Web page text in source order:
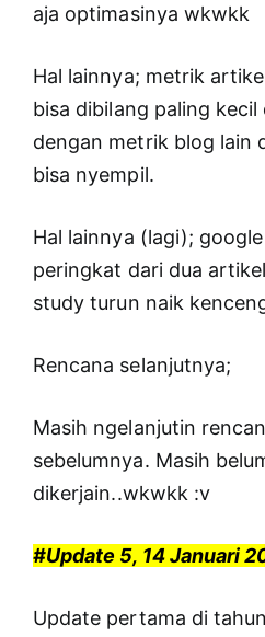
aja optimasinya wkwkk
Hal lainnya; metrik
bisa dibilang paling
dengan metrik blog lain
bisa nyempil.
Hal lainnya (lagi);
peringkat dari dua
study turun naik
Rencana selanjutnya;
Masih ngelanjutin
sebelumnya. Masih
dikerjain..wkwkk :v
#Update 5, 14 Januari
Update pertama di